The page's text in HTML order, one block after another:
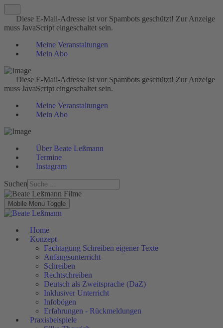
Diese E-Mail-Adresse ist vor Spambots geschützt! Zur Anzeige
muss JavaScript eingeschaltet sein.
Meine Veranstaltungen
Mein Abo
Diese E-Mail-Adresse ist vor Spambots geschützt! Zur Anzeige
muss JavaScript eingeschaltet sein.
Meine Veranstaltungen
Mein Abo
Über Beate Leßmann
Termine
Instagram
Suchen
Mobile Menu Toggle
Home
Konzept
Fachtagung Schreiben eigener Texte
Anfangsunterricht
Schreiben
Rechtschreiben
Deutsch als Zweitsprache (DaZ)
Inklusiver Unterricht
Infobögen
Erfahrungen - Rückmeldungen
Praxisbeispiele